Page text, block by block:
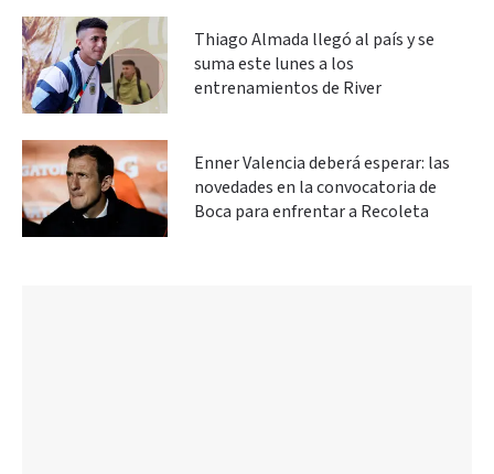
Thiago Almada llegó al país y se
suma este lunes a los
entrenamientos de River
Enner Valencia deberá esperar: las
novedades en la convocatoria de
Boca para enfrentar a Recoleta